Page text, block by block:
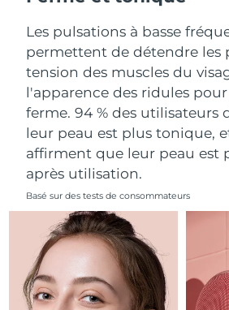
Les pulsations à basse
permettent de détendre les
tension des muscles du
l'apparence des ridules
ferme. 94 % des utilisateurs
leur peau est plus tonique,
affirment que leur peau est
après utilisation.
Basé sur des tests de consommateurs
Portugal
Porto Rico
Qatar
La Réunion
Roumanie
Russie
Arabie saoudite